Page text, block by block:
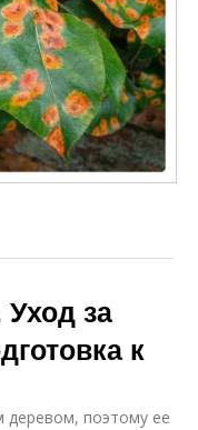
за
к
деревом, поэтому ее